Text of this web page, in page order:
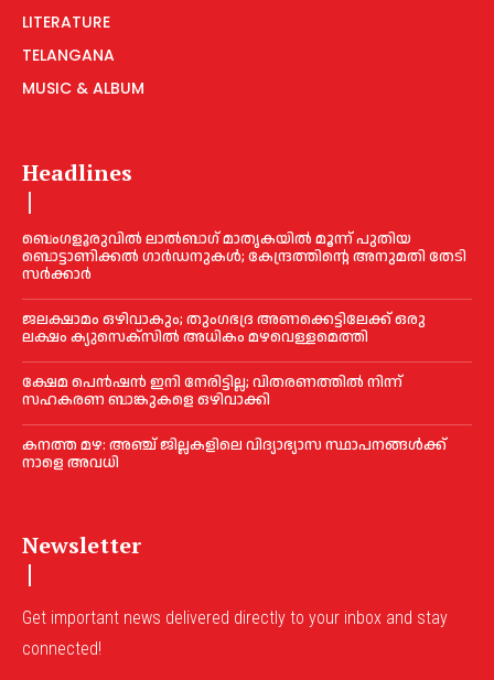
LITERATURE
TELANGANA
MUSIC & ALBUM
Headlines
ബെംഗളൂരുവിൽ ലാൽബാഗ് മാതൃകയിൽ മൂന്ന് പുതിയ
ബൊട്ടാണിക്കൽ ഗാർഡനുകൾ; കേന്ദ്രത്തിന്റെ അനുമതി തേടി
സർക്കാർ
ജലക്ഷാമം ഒഴിവാകും; തുംഗഭദ്ര അണക്കെട്ടിലേക്ക് ഒരു
ലക്ഷം ക്യുസെക്സില്‍ അധികം മഴവെള്ളമെത്തി
ക്ഷേമ പെൻഷൻ ഇനി നേരിട്ടില്ല; വിതരണത്തിൽ നിന്ന്
സഹകരണ ബാങ്കുകളെ ഒഴിവാക്കി
കനത്ത മഴ: അഞ്ച് ജില്ലകളിലെ വിദ്യാഭ്യാസ സ്ഥാപനങ്ങൾക്ക്
നാളെ അവധി
Newsletter
Get important news delivered directly to your inbox and stay
connected!